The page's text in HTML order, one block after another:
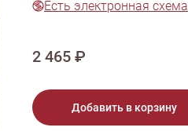
Варежки
Есть электронная схема
2 465 ₽
Добавить в корзину